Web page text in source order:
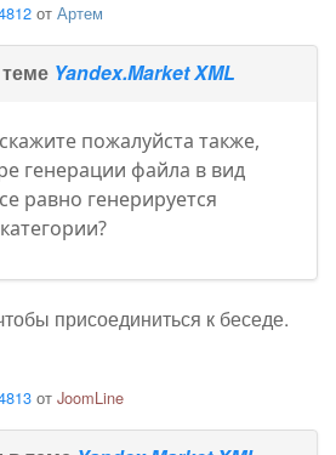
от Артем
Yandex.Market XML
пожалуйста также,
генерации файла в вид
равно генерируется
присоединиться к беседе.
от JoomLine